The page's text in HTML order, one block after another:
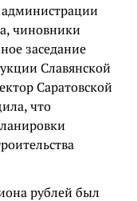
администрации
чиновники
заседание
Славянской
Саратовской
что
рублей был